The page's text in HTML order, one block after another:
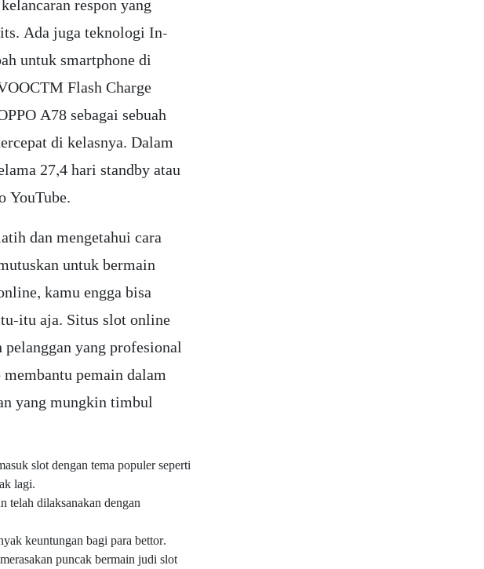
respon yang
Ada juga teknologi In-
untuk smartphone di
Flash Charge
A78 sebagai sebuah
di kelasnya. Dalam
27,4 hari standby atau
YouTube.
dan mengetahui cara
untuk bermain
kamu engga bisa
itu aja. Situs slot online
yang profesional
pemain dalam
yang mungkin timbul
slot dengan tema populer seperti
lagi.
telah dilaksanakan dengan
keuntungan bagi para bettor.
puncak bermain judi slot